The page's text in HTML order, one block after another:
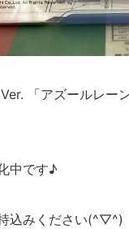
「アズールレー
中です♪
込みください(^▽^)